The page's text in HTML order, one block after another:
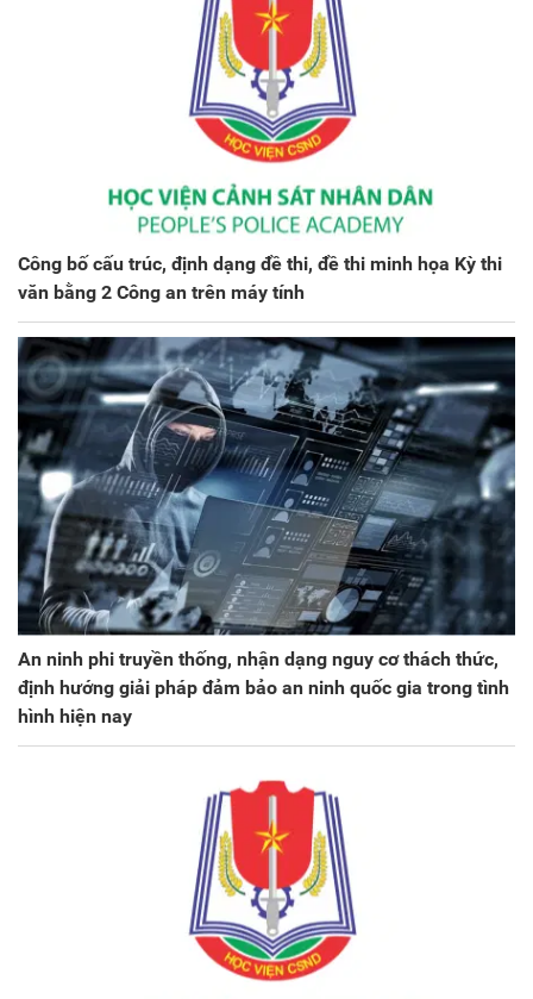
Công bố cấu trúc, định dạng đề thi, đề thi minh họa Kỳ thi
văn bằng 2 Công an trên máy tính
An ninh phi truyền thống, nhận dạng nguy cơ thách thức,
định hướng giải pháp đảm bảo an ninh quốc gia trong tình
hình hiện nay